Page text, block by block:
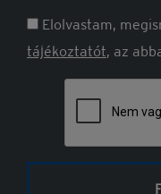
Elolvastam,
tájékoztatót, az